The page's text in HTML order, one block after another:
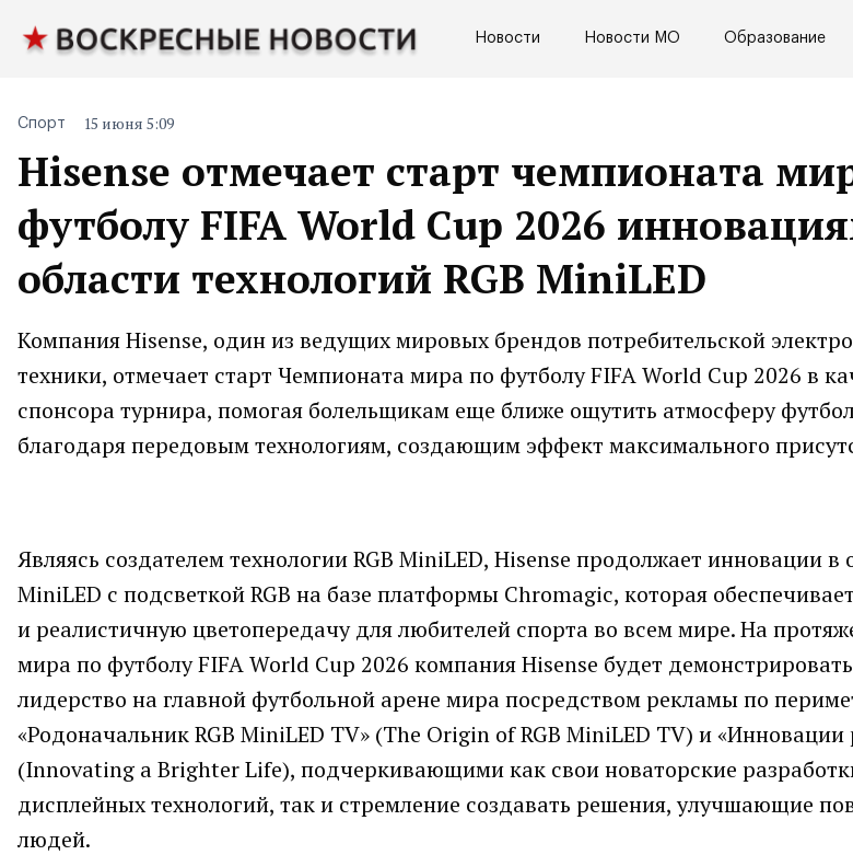
Новости Новости МО Образование
Hisense отмечает старт чемпионата
футболу FIFA World Cup 2026
области технологий RGB MiniLED
Спорт 15 июня 5:09
Компания Hisense, один из ведущих мировых брендов потребительской
техники, отмечает старт Чемпионата мира по футболу FIFA World Cup 2026 в
спонсора турнира, помогая болельщикам еще ближе ощутить атмосферу
благодаря передовым технологиям, создающим эффект максимального
Являясь создателем технологии RGB MiniLED, Hisense продолжает инновации в
MiniLED с подсветкой RGB на базе платформы Chromagic, которая
и реалистичную цветопередачу для любителей спорта во всем мире. На
мира по футболу FIFA World Cup 2026 компания Hisense будет
лидерство на главной футбольной арене мира посредством рекламы по
«Родоначальник RGB MiniLED TV» (The Origin of RGB MiniLED TV) и
(Innovating a Brighter Life), подчеркивающими как свои новаторские
дисплейных технологий, так и стремление создавать решения, улучшающие
людей.